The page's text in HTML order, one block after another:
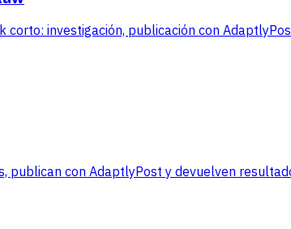
investigación, publicación con
con AdaptlyPost y devuelven